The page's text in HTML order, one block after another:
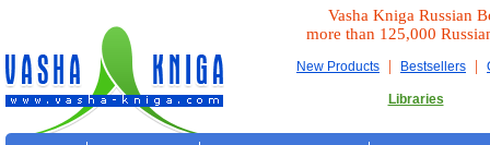
Vasha Kniga Russian
more than 125,000
New Products | Bestsellers |
Libraries